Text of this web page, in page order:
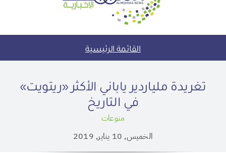
القائمة الرئيسية
تغريدة ملياردير ياباني الأكثر «ريتويت»
في التاريخ
منوعات
الخميس, 10 يناير, 2019